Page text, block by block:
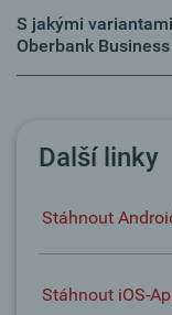
S jakými
Oberbank
Další linky
Stáhnout
Stáhnout iOS-